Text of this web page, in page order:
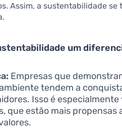
Assim, a sustentabilidade se
um
Empresas que
tendem a
Isso é
que estão mais propensas